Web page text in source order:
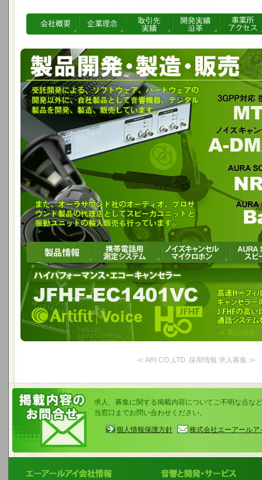
受託開発によるソフト、ハード開発以外に音響機器製品を開発、製造、販
ド社のプロオーディオ製品の代理店として、スピーカユニット、振動ユニ
3GPP対応携帯電話開発用オーディオアナライザMTA-02WB-S
ノイズキャンセルマイクロホンモジュール
A-DMA-001/002
AURA SOUND のスピーカーユニットNRT & Whisper Technology
AURA SOUND の体感振動ユニット
BassShaker
Artifit | Voice
高速H∞フィルタを使った高性能な
エコーキャンセラーのソフトウエア製品
によって良好な音声通話システムを実現します。
≪ 製品開発
≪ ARI CO.,LTD. 採用情報 求人募集 ≫
求人、募集に関する掲載内容についてご不明な点な
当窓口までお問い合わせください。
個人情報保護方針 株式会社エーアールア